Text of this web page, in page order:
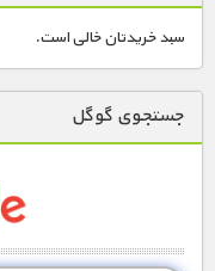
سبد خریدتان خالی است.
جستجوی گوگل